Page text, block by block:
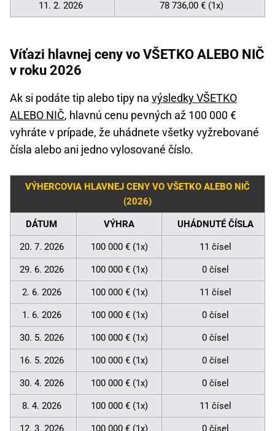
11. 2. 2026 78 736,00 € (1x)
Víťazi hlavnej ceny vo VŠETKO ALEBO NIČ
v roku 2026
Ak si podáte tip alebo tipy na výsledky VŠETKO
ALEBO NIČ, hlavnú cenu pevných až 100 000 €
vyhráte v prípade, že uhádnete všetky vyžrebované
čísla alebo ani jedno vylosované číslo.
VÝHERCOVIA HLAVNEJ CENY VO VŠETKO ALEBO NIČ
(2026)
DÁTUM VÝHRA UHÁDNUTÉ ČÍSLA
20. 7. 2026 100 000 € (1x) 11 čísel
29. 6. 2026 100 000 € (1x) 0 čísel
2. 6. 2026 100 000 € (1x) 11 čísel
1. 6. 2026 100 000 € (1x) 0 čísel
30. 5. 2026 100 000 € (1x) 0 čísel
16. 5. 2026 100 000 € (1x) 0 čísel
30. 4. 2026 100 000 € (1x) 0 čísel
8. 4. 2026 100 000 € (1x) 11 čísel
12. 3. 2026 100 000 € (1x) 0 čísel